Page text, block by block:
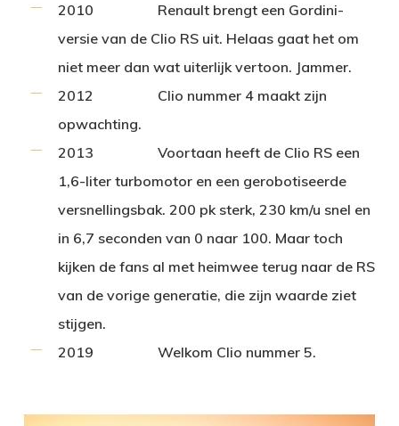
2010 Renault brengt een Gordini-
versie van de Clio RS uit. Helaas gaat het om
niet meer dan wat uiterlijk vertoon. Jammer.
2012 Clio nummer 4 maakt zijn
opwachting.
2013
Voortaan heeft de Clio RS een
1,6-liter turbomotor en een gerobotiseerde
versnellingsbak. 200 pk sterk, 230 km/u snel en
in 6,7 seconden van 0 naar 100. Maar toch
kijken de fans al met heimwee terug naar de RS
van de vorige generatie, die zijn waarde ziet
stijgen.
2019
Welkom Clio nummer 5.